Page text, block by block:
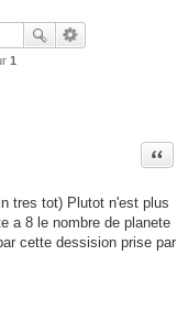
1
Citer
tres tot) Plutot n'est plus
a 8 le nombre de planete
cette dessision prise par